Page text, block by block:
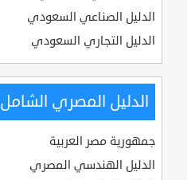
الدليل الصناعي السعودي
الدليل التجاري السعودي
الدليل المصري الشامل
جمهورية مصر العربية
الدليل الهندسي المصري